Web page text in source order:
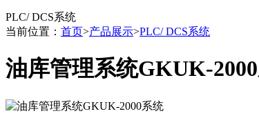
PLC/ DCS系统
当前位置： 首页>产品展示>PLC/ DCS系统
油库管理系统GKUK-